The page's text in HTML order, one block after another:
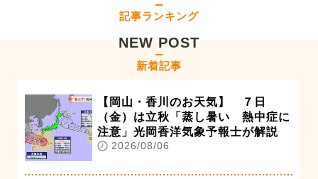
記事ランキング
NEW POST
新着記事
【岡山・香川のお天気】 ７日
（金）は立秋「蒸し暑い 熱中症に
注意」光岡香洋気象予報士が解説
2026/08/06